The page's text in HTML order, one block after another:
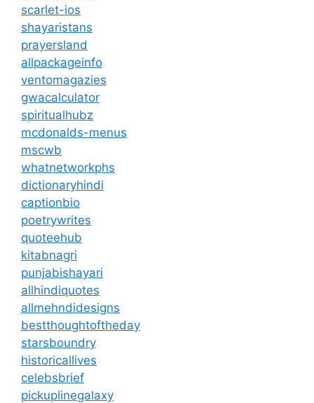
scarlet-ios
shayaristans
prayersland
allpackageinfo
ventomagazies
gwacalculator
spiritualhubz
mcdonalds-menus
mscwb
whatnetworkphs
dictionaryhindi
captionbio
poetrywrites
quoteehub
kitabnagri
punjabishayari
allhindiquotes
allmehndidesigns
bestthoughtoftheday
starsboundry
historicallives
celebsbrief
pickuplinegalaxy